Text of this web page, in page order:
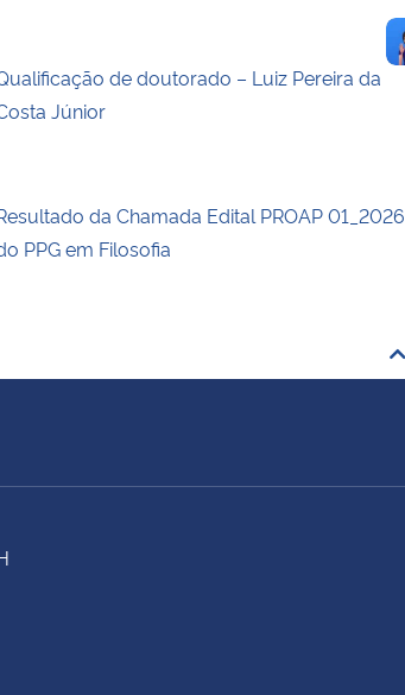
de doutorado – Luiz Pereira da
Júnior
da Chamada Edital PROAP 01_2026
PPG em Filosofia